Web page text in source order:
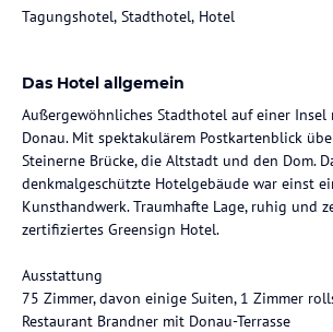
Tagungshotel, Stadthotel, Hotel
Das Hotel allgemein
Außergewöhnliches Stadthotel auf einer
Donau. Mit spektakulärem Postkartenblick
Steinerne Brücke, die Altstadt und den Dom.
denkmalgeschützte Hotelgebäude war einst
Kunsthandwerk. Traumhafte Lage, ruhig und
zertifiziertes Greensign Hotel.
Ausstattung
75 Zimmer, davon einige Suiten, 1 Zimmer
Restaurant Brandner mit Donau-Terrasse